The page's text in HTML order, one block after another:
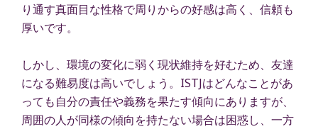
り通す真面目な性格で周りからの好感は高く、信頼も
厚いです。
しかし、環境の変化に弱く現状維持を好むため、友達
になる難易度は高いでしょう。ISTJはどんなことがあ
っても自分の責任や義務を果たす傾向にありますが、
周囲の人が同様の傾向を持たない場合は困惑し、一方